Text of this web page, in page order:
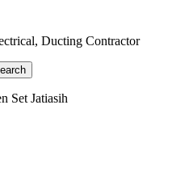
Ducting Contractor
Set Jatiasih